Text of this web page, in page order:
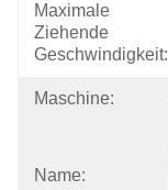
Maximale
Ziehende
Geschwindigkeit:
Maschine:
Name: